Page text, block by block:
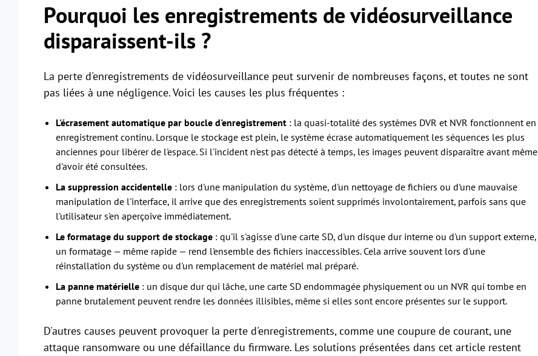
Pourquoi les enregistrements de vidéosurveillance
disparaissent-ils ?
La perte d'enregistrements de vidéosurveillance peut survenir de nombreuses façons, et toutes ne sont
pas liées à une négligence. Voici les causes les plus fréquentes :
L'écrasement automatique par boucle d'enregistrement : la quasi-totalité des systèmes DVR et NVR fonctionnent en
enregistrement continu. Lorsque le stockage est plein, le système écrase automatiquement les séquences les plus
anciennes pour libérer de l'espace. Si l'incident n'est pas détecté à temps, les images peuvent disparaître avant même
d'avoir été consultées.
La suppression accidentelle : lors d'une manipulation du système, d'un nettoyage de fichiers ou d'une mauvaise
manipulation de l'interface, il arrive que des enregistrements soient supprimés involontairement, parfois sans que
l'utilisateur s'en aperçoive immédiatement.
Le formatage du support de stockage : qu'il s'agisse d'une carte SD, d'un disque dur interne ou d'un support externe,
un formatage — même rapide — rend l'ensemble des fichiers inaccessibles. Cela arrive souvent lors d'une
réinstallation du système ou d'un remplacement de matériel mal préparé.
La panne matérielle : un disque dur qui lâche, une carte SD endommagée physiquement ou un NVR qui tombe en
panne brutalement peuvent rendre les données illisibles, même si elles sont encore présentes sur le support.
D'autres causes peuvent provoquer la perte d'enregistrements, comme une coupure de courant, une
attaque ransomware ou une défaillance du firmware. Les solutions présentées dans cet article restent